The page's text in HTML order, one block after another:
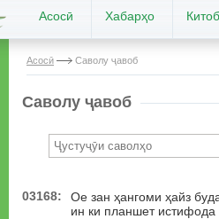
Асосӣ Хабарҳо
Асосӣ Саволу ҷавоб
Саволу ҷавоб
03168:
Ое зан ҳангоми ҳайз
ин ки планшет истифода